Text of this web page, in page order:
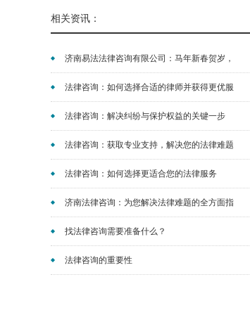
相关资讯：
济南易法法律咨询有限公司：马年新春贺岁，
法律咨询：如何选择合适的律师并获得更优服
法律咨询：解决纠纷与保护权益的关键一步
法律咨询：获取专业支持，解决您的法律难题
法律咨询：如何选择更适合您的法律服务
济南法律咨询：为您解决法律难题的全方面指
找法律咨询需要准备什么？
法律咨询的重要性